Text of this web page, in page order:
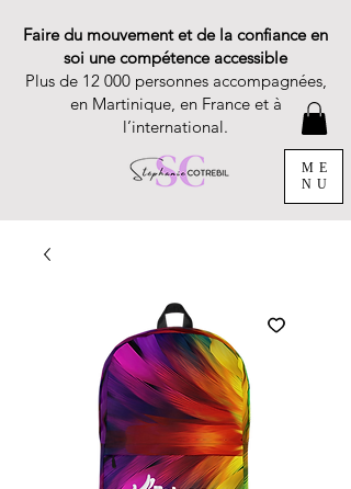
Faire du mouvement et de la confiance en
soi une compétence accessible
Plus de 12 000 personnes accompagnées,
en Martinique, en France et à
l’international.
ME
NU